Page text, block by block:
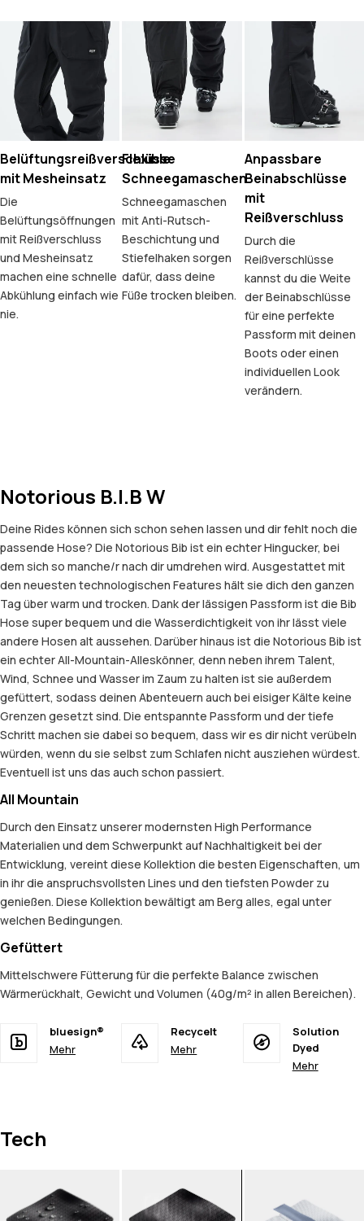
Belüftungsreißverschlüsse
mit Mesheinsatz
Die
Belüftungsöffnungen
mit Reißverschluss
und Mesheinsatz
machen eine schnelle
Abkühlung einfach wie
nie.
Flexible
Schneegamaschen
Schneegamaschen
mit Anti-Rutsch-
Beschichtung und
Stiefelhaken sorgen
dafür, dass deine
Füße trocken bleiben.
Anpassbare
Beinabschlüsse
mit
Reißverschluss
Durch die
Reißverschlüsse
kannst du die Weite
der Beinabschlüsse
für eine perfekte
Passform mit deinen
Boots oder einen
individuellen Look
verändern.
Notorious B.I.B W
Deine Rides können sich schon sehen lassen und dir fehlt noch die
passende Hose? Die Notorious Bib ist ein echter Hingucker, bei
dem sich so manche/r nach dir umdrehen wird. Ausgestattet mit
den neuesten technologischen Features hält sie dich den ganzen
Tag über warm und trocken. Dank der lässigen Passform ist die Bib
Hose super bequem und die Wasserdichtigkeit von ihr lässt viele
andere Hosen alt aussehen. Darüber hinaus ist die Notorious Bib ist
ein echter All-Mountain-Alleskönner, denn neben ihrem Talent,
Wind, Schnee und Wasser im Zaum zu halten ist sie außerdem
gefüttert, sodass deinen Abenteuern auch bei eisiger Kälte keine
Grenzen gesetzt sind. Die entspannte Passform und der tiefe
Schritt machen sie dabei so bequem, dass wir es dir nicht verübeln
würden, wenn du sie selbst zum Schlafen nicht ausziehen würdest.
Eventuell ist uns das auch schon passiert.
All Mountain
Durch den Einsatz unserer modernsten High Performance
Materialien und dem Schwerpunkt auf Nachhaltigkeit bei der
Entwicklung, vereint diese Kollektion die besten Eigenschaften, um
in ihr die anspruchsvollsten Lines und den tiefsten Powder zu
genießen. Diese Kollektion bewältigt am Berg alles, egal unter
welchen Bedingungen.
Gefüttert
Mittelschwere Fütterung für die perfekte Balance zwischen
Wärmerückhalt, Gewicht und Volumen (40g/m² in allen Bereichen).
bluesign®
Mehr
Recycelt
Mehr
Solution
Dyed
Mehr
Tech